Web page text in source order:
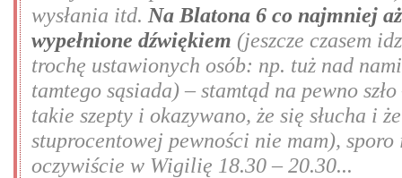
wysłania itd. Na Blatona 6 co najmniej
wypełnione dźwiękiem (jeszcze czasem
trochę ustawionych osób: np. tuż nad
tamtego sąsiada) – stamtąd na pewno
takie szepty i okazywano, że się słucha i
stuprocentowej pewności nie mam),
oczywiście w Wigilię 18.30 – 20.30...